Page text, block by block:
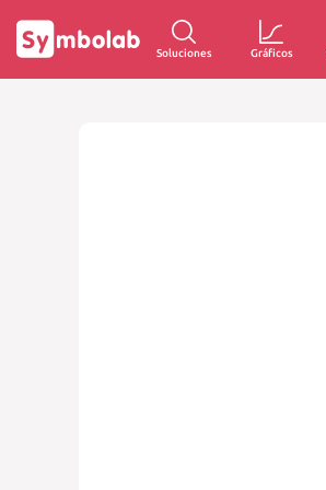
Soluciones Gráficos